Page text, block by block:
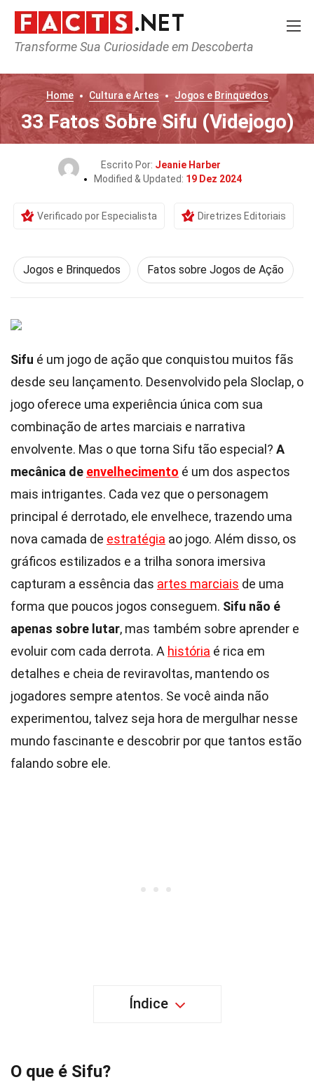
Transforme Sua Curiosidade em Descoberta
Home Cultura e Artes Jogos e Brinquedos
33 Fatos Sobre Sifu (Videjogo)
Escrito Por: Jeanie Harber
Modified & Updated: 19 Dez 2024
Verificado por Especialista Diretrizes Editoriais
Jogos e Brinquedos Fatos sobre Jogos de Ação
Sifu é um jogo de ação que conquistou muitos fãs
desde seu lançamento. Desenvolvido pela Sloclap, o
jogo oferece uma experiência única com sua
combinação de artes marciais e narrativa
envolvente. Mas o que torna Sifu tão especial? A
mecânica de envelhecimento é um dos aspectos
mais intrigantes. Cada vez que o personagem
principal é derrotado, ele envelhece, trazendo uma
nova camada de estratégia ao jogo. Além disso, os
gráficos estilizados e a trilha sonora imersiva
capturam a essência das artes marciais de uma
forma que poucos jogos conseguem. Sifu não é
apenas sobre lutar, mas também sobre aprender e
evoluir com cada derrota. A história é rica em
detalhes e cheia de reviravoltas, mantendo os
jogadores sempre atentos. Se você ainda não
experimentou, talvez seja hora de mergulhar nesse
mundo fascinante e descobrir por que tantos estão
falando sobre ele.
Índice
O que é Sifu?